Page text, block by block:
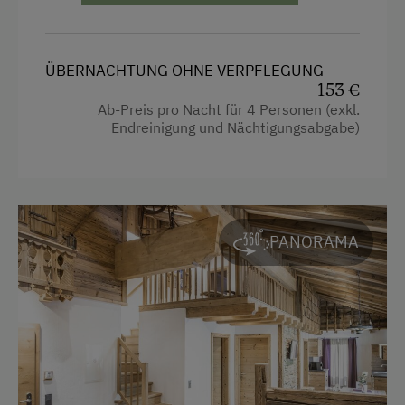
Balkon/Terrasse
Fernseher
Toaster
Radio
Dusche
Haarföhn
Mikrowelle
Toilette
ÜBERNACHTUNG OHNE VERPFLEGUNG
153 €
Ab-Preis pro Nacht für 4 Personen (exkl.
Endreinigung und Nächtigungsabgabe)
PANORAMA